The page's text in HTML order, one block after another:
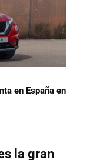
en España en
la gran